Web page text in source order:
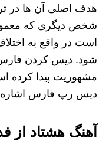
هدف اصلی آن ها در
شخص دیگری که
است در واقع به
شود. دیس کردن فارس
مشهوریت پیدا کرده
دیس رپ فارس اشاره
آهنگ هشتاد از